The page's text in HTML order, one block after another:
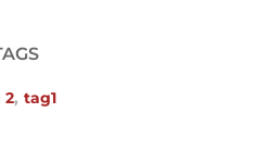
2, tag1